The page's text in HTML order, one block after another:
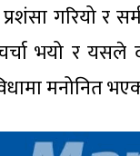
गरियो र
भयो र
मनोनित